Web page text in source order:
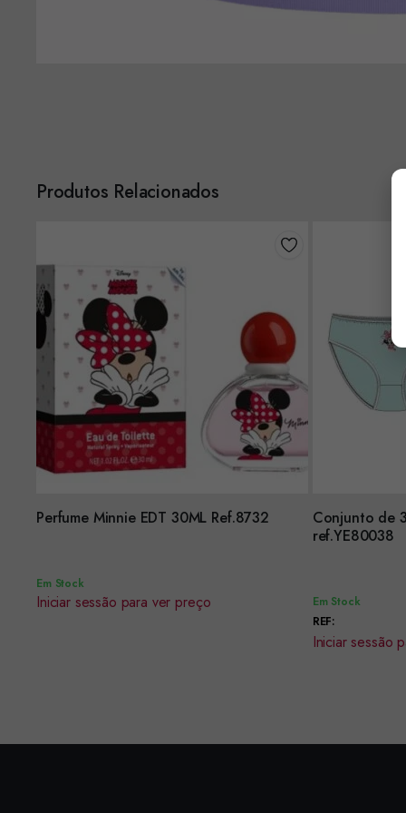
Produtos Relacionados
Perfume Minnie EDT 30ML Ref.8732
Encomendar
Em Stock
Iniciar sessão para ver preço
Conjunto de
ref.YE80038
Encomendar
Em Stock
REF:
Iniciar sessão